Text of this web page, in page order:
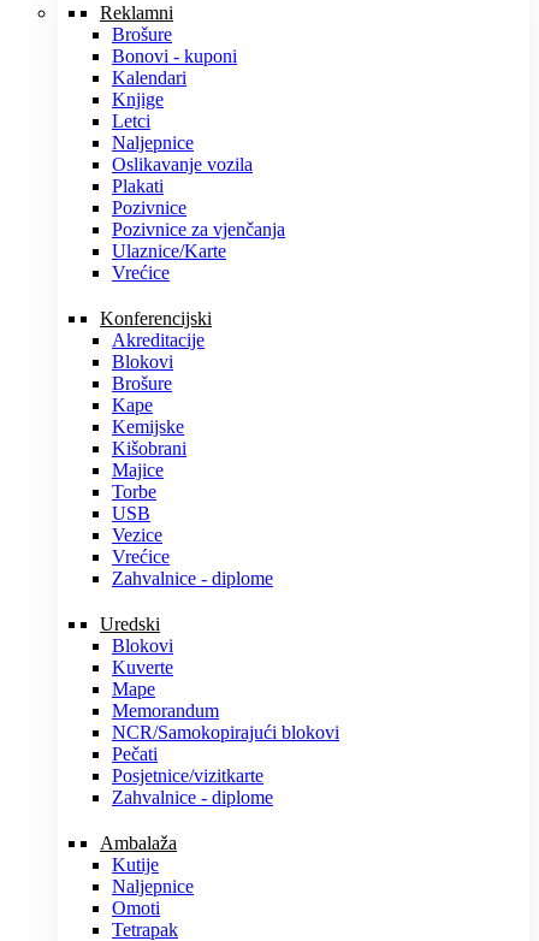
Reklamni
Brošure
Bonovi - kuponi
Kalendari
Knjige
Letci
Naljepnice
Oslikavanje vozila
Plakati
Pozivnice
Pozivnice za vjenčanja
Ulaznice/Karte
Vrećice
Konferencijski
Akreditacije
Blokovi
Brošure
Kape
Kemijske
Kišobrani
Majice
Torbe
USB
Vezice
Vrećice
Zahvalnice - diplome
Uredski
Blokovi
Kuverte
Mape
Memorandum
NCR/Samokopirajući blokovi
Pečati
Posjetnice/vizitkarte
Zahvalnice - diplome
Ambalaža
Kutije
Naljepnice
Omoti
Tetrapak